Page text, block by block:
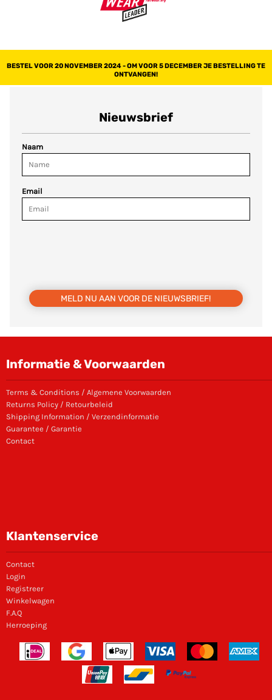
BESTEL VOOR 20 NOVEMBER 2024 - OM VOOR 5 DECEMBER JE BESTELLING TE
ONTVANGEN!
Nieuwsbrief
Naam
Email
MELD NU AAN VOOR DE NIEUWSBRIEF!
Informatie & Voorwaarden
Terms & Conditions / Algemene Voorwaarden
Returns Policy / Retourbeleid
Shipping Information / Verzendinformatie
Guarantee / Garantie
Contact
Klantenservice
Contact
Login
Registreer
Winkelwagen
F.A.Q
Herroeping